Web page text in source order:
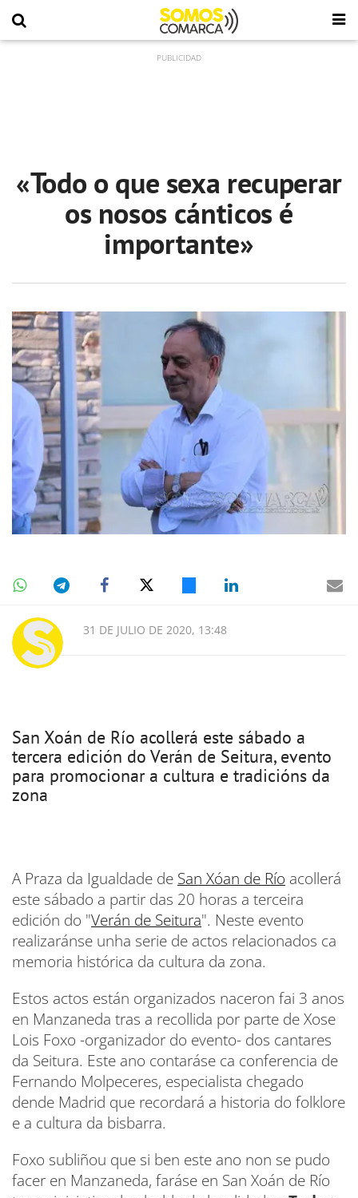
«Todo o que sexa recuperar
os nosos cánticos é
importante»
31 DE JULIO DE 2020, 13:48
San Xoán de Río acollerá este sábado a
tercera edición do Verán de Seitura, evento
para promocionar a cultura e tradicións da
zona
A Praza da Igualdade de San Xóan de Río acollerá
este sábado a partir das 20 horas a terceira
edición do "Verán de Seitura". Neste evento
realizaránse unha serie de actos relacionados ca
memoria histórica da cultura da zona.
Estos actos están organizados naceron fai 3 anos
en Manzaneda tras a recollida por parte de Xose
Lois Foxo -organizador do evento- dos cantares
da Seitura. Este ano contaráse ca conferencia de
Fernando Molpeceres, especialista chegado
dende Madrid que recordará a historia do folklore
e a cultura da bisbarra.
Foxo subliñou que si ben este ano non se pudo
facer en Manzaneda, faráse en San Xoán de Río